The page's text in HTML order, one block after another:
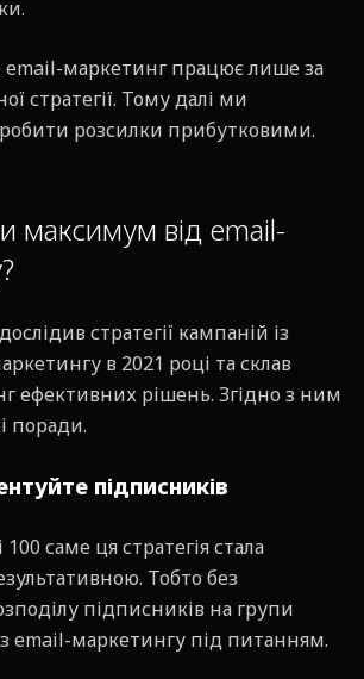
маркетинг працює лише за
стратегії. Тому далі ми
розсилки прибутковими.
максимум від email-
стратегії кампаній із
в 2021 році та склав
ефективних рішень. Згідно з ним
поради.
підписників
саме ця стратегія стала
Тобто без
підписників на групи
email-маркетингу під питанням.